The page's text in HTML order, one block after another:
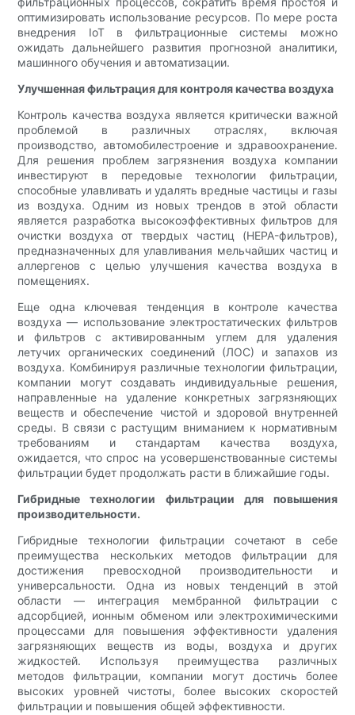
оптимизировать использование ресурсов. По мере роста
внедрения IoT в фильтрационные системы можно
ожидать дальнейшего развития прогнозной аналитики,
машинного обучения и автоматизации.
Улучшенная фильтрация для контроля качества воздуха
Контроль качества воздуха является критически важной
проблемой в различных отраслях, включая
производство, автомобилестроение и здравоохранение.
Для решения проблем загрязнения воздуха компании
инвестируют в передовые технологии фильтрации,
способные улавливать и удалять вредные частицы и газы
из воздуха. Одним из новых трендов в этой области
является разработка высокоэффективных фильтров для
очистки воздуха от твердых частиц (HEPA-фильтров),
предназначенных для улавливания мельчайших частиц и
аллергенов с целью улучшения качества воздуха в
помещениях.
Еще одна ключевая тенденция в контроле качества
воздуха — использование электростатических фильтров
и фильтров с активированным углем для удаления
летучих органических соединений (ЛОС) и запахов из
воздуха. Комбинируя различные технологии фильтрации,
компании могут создавать индивидуальные решения,
направленные на удаление конкретных загрязняющих
веществ и обеспечение чистой и здоровой внутренней
среды. В связи с растущим вниманием к нормативным
требованиям и стандартам качества воздуха,
ожидается, что спрос на усовершенствованные системы
фильтрации будет продолжать расти в ближайшие годы.
Гибридные технологии фильтрации для повышения
производительности.
Гибридные технологии фильтрации сочетают в себе
преимущества нескольких методов фильтрации для
достижения превосходной производительности и
универсальности. Одна из новых тенденций в этой
области — интеграция мембранной фильтрации с
адсорбцией, ионным обменом или электрохимическими
процессами для повышения эффективности удаления
загрязняющих веществ из воды, воздуха и других
жидкостей. Используя преимущества различных
методов фильтрации, компании могут достичь более
высоких уровней чистоты, более высоких скоростей
фильтрации и повышения общей эффективности.